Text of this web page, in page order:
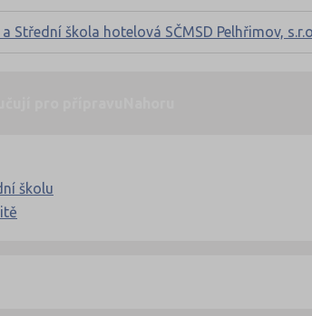
Střední škola hotelová SČMSD Pelhřimov,
školu